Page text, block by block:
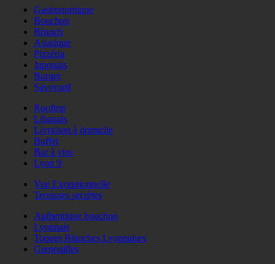
Gastronomique
Bouchon
Brunch
Asiatique
Pizzéria
Japonais
Burger
Savoyard
Rooftop
Libanais
Livraison à domicile
Buffet
Bar à vins
Lyon 9
Vue Exceptionnelle
Terrasses secrètes
Authentique bouchon
Lyonnais
Toques Blanches Lyonnaises
Grenouilles